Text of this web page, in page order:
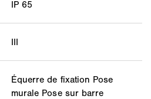
IP 65
III
Équerre de fixation Pose
murale Pose sur barre